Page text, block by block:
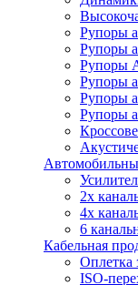
Рупоры
Рупоры
Рупоры
Рупоры
Рупоры
Рупоры
2х
4х
6
Кабельная
Оплетка
ISO-